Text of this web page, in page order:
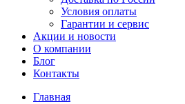
Условия оплаты
Гарантии и сервис
Акции и новости
О компании
Блог
Контакты
Главная